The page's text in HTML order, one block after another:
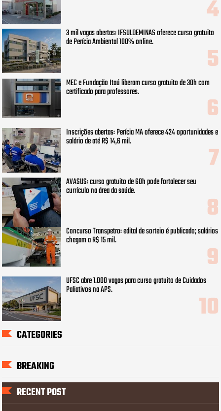
3 mil vagas abertas: IFSULDEMINAS oferece curso gratuito
de Perícia Ambiental 100% online.
MEC e Fundação Itaú liberam curso gratuito de 30h com
certificado para professores.
Inscrições abertas: Perícia MA oferece 424 oportunidades e
salário de até R$ 14,6 mil.
AVASUS: curso gratuito de 60h pode fortalecer seu
currículo na área da saúde.
Concurso Transpetro: edital de sorteio é publicado; salários
chegam a R$ 15 mil.
UFSC abre 1.000 vagas para curso gratuito de Cuidados
Paliativos na APS.
CATEGORIES
BREAKING
RECENT POST